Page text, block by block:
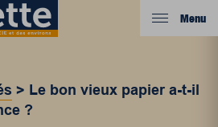
Menu
> Le bon vieux papier a-t-il
?